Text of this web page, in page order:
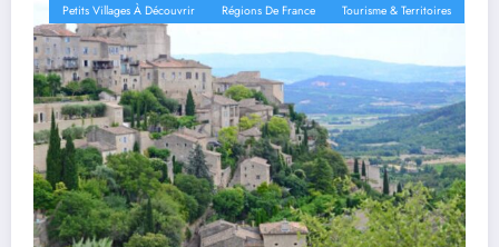
Petits Villages À Découvrir Régions De France Tourisme & Territoires